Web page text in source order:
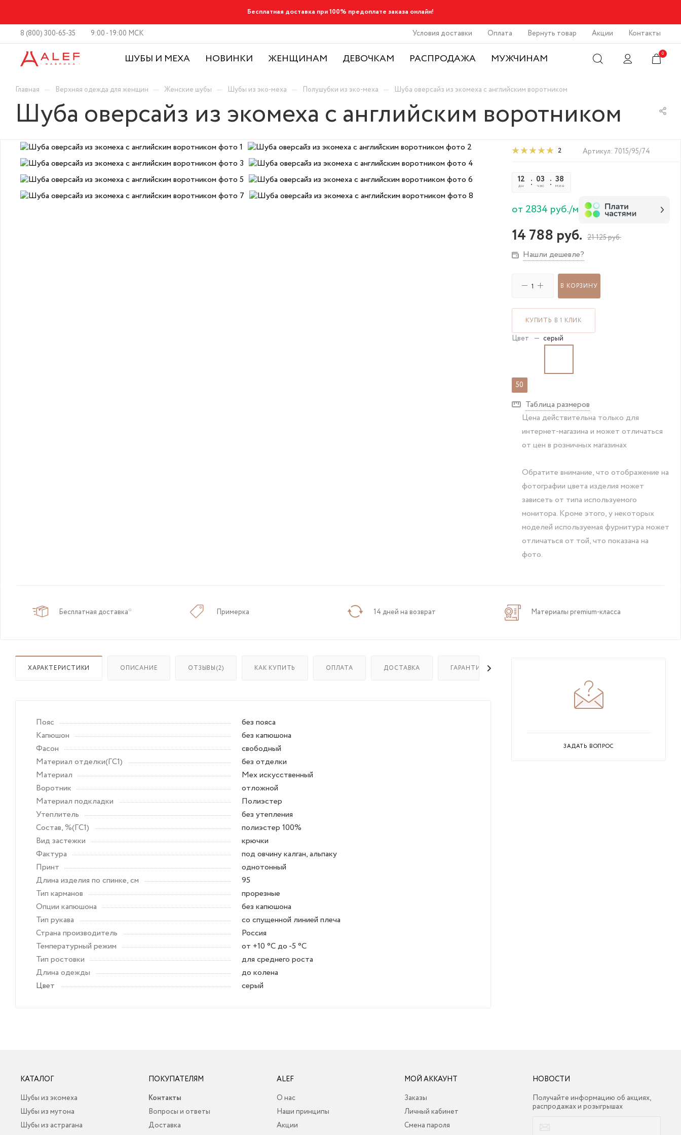
Бесплатная доставка при 100% предоплате заказа онлайн!
8 (800) 300-65-35 9:00 - 19:00 МСК Условия доставки Оплата Вернуть товар Акции Контакты
ШУБЫ И МЕХА НОВИНКИ ЖЕНЩИНАМ ДЕВОЧКАМ РАСПРОДАЖА МУЖЧИНАМ 0
Главная — Верхняя одежда для женщин — Женские шубы — Шубы из эко-меха — Полушубки из эко-меха — Шуба оверсайз из экомеха с английским воротником
Шуба оверсайз из экомеха с английским воротником
2 Артикул: 7015/95/74
12
дн
03
час
38
мин
от 2834 руб./м
14 788 руб. 21 125руб.
Нашли дешевле?
В КОРЗИНУ
КУПИТЬ В 1 КЛИК
Цвет — серый
50
Таблица размеров
Цена действительна только для
интернет-магазина и может отличаться
от цен в розничных магазинах
Обратите внимание, что отображение на
фотографии цвета изделия может
зависеть от типа используемого
монитора. Кроме этого, у некоторых
моделей используемая фурнитура может
отличаться от той, что показана на
фото.
Бесплатная доставка* Примерка 14 дней на возврат Материалы premium-класса
ХАРАКТЕРИСТИКИ ОПИСАНИЕ ОТЗЫВЫ(2) КАК КУПИТЬ ОПЛАТА ДОСТАВКА ГАРАНТИЯ НА ТОВАР
Пояс
без пояса
Капюшон
без капюшона
Фасон
свободный
Материал отделки(ГС1)
без отделки
Материал
Мех искусственный
Воротник
отложной
Материал подкладки
Полиэстер
Утеплитель
без утепления
Состав, %(ГС1)
полиэстер 100%
Вид застежки
крючки
Фактура
под овчину калган, альпаку
Принт
однотонный
Длина изделия по спинке, см
95
Тип карманов
прорезные
Опции капюшона
без капюшона
Тип рукава
со спущенной линией плеча
Страна производитель
Россия
Температурный режим
от +10 °C до -5 °C
Тип ростовки
для среднего роста
Длина одежды
до колена
Цвет
серый
ЗАДАТЬ ВОПРОС
КАТАЛОГ
Шубы из экомеха
Шубы из мутона
Шубы из астрагана
ПОКУПАТЕЛЯМ
Контакты
Вопросы и ответы
Доставка
ALEF
О нас
Наши принципы
Акции
МОЙ АККАУНТ
Заказы
Личный кабинет
Смена пароля
НОВОСТИ
Получайте информацию об акциях,
распродажах и розыгрышах